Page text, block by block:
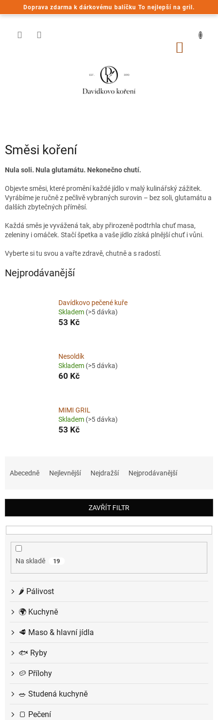
Doprava zdarma k dárkovému balíčku To nejlepší na gril.
na
Směsi koření
Nula soli. Nula glutamátu. Nekonečno chutí.
Objevte směsi, které promění každé jídlo v malý kulinářský zážitek.
Vyrábíme je ručně z pečlivě vybraných surovin – bez soli, glutamátu a
dalších zbytečných příměsí.
Každá směs je vyvážená tak, aby přirozeně podtrhla chuť masa,
zeleniny i omáček. Stačí špetka a vaše jídlo získá plnější chuť i vůni.
Vyberte si tu svou a vařte zdravě, chutně a s radostí.
Nejprodávanější
Davídkovo pečené kuře
Skladem (>5 dávka)
53 Kč
Nesoldík
Skladem (>5 dávka)
60 Kč
MIMI GRIL
Skladem (>5 dávka)
53 Kč
í
p
r
Abecedně Nejlevnější Nejdražší Nejprodávanější
ZAVŘÍT FILTR
Na skladě 19
🌶️ Pálivost
🌍 Kuchyně
🥩 Maso & hlavní jídla
🐟 Ryby
🥔 Přílohy
🥗 Studená kuchyně
🍞 Pečení